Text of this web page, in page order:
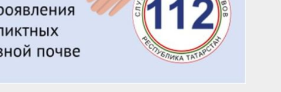
1 сентября
Гали Хасанов
Владислав Тома